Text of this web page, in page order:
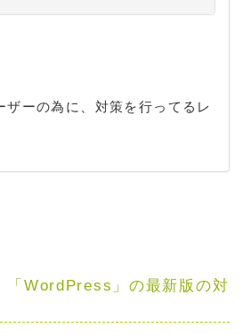
ザーの為に、対策を行ってるレ
「WordPress」の最新版の対